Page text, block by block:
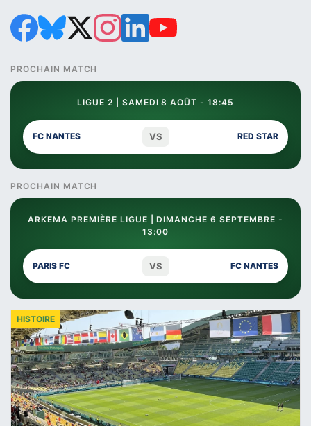
PROCHAIN MATCH
LIGUE 2 | SAMEDI 8 AOÛT - 18:45
FC NANTES VS RED STAR
PROCHAIN MATCH
ARKEMA PREMIÈRE LIGUE | DIMANCHE 6 SEPTEMBRE -
13:00
PARIS FC VS FC NANTES
HISTOIRE